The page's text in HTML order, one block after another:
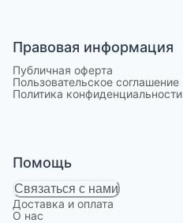
Правовая информация
Публичная оферта
Пользовательское соглашение
Политика конфиденциальности
Помощь
Связаться с нами
Доставка и оплата
О нас